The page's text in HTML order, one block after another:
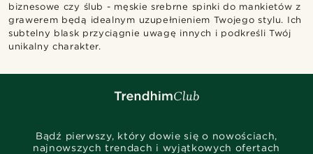
biznesowe czy ślub - męskie srebrne spinki do mankietów z
grawerem będą idealnym uzupełnieniem Twojego stylu. Ich
subtelny blask przyciągnie uwagę innych i podkreśli Twój
unikalny charakter.
Bądź pierwszy, który dowie się o nowościach,
najnowszych trendach i wyjątkowych ofertach